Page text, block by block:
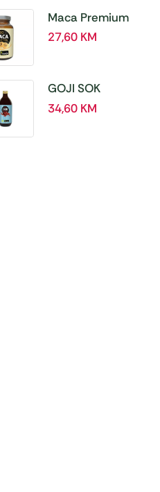
Maca Premium
BIO 500 mg
27,60 KM
GOJI SOK
PREMIUM 100% a
34,60 KM